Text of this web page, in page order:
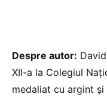
Despre autor:
XII-a la Colegiul
medaliat cu argint